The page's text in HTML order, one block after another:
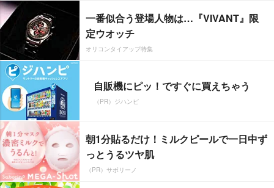
一番似合う登場人物は…『VIVANT』限
定ウオッチ
オリコンタイアップ特集
自販機にピッ！ですぐに買えちゃう
（PR）ジハンピ
朝1分貼るだけ！ミルクピールで一日中ず
っとうるツヤ肌
（PR）サボリーノ